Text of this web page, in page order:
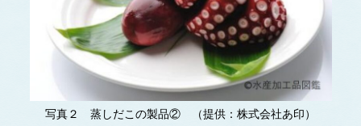
写真２ 蒸しだこの製品② （提供：株式会社あ印）